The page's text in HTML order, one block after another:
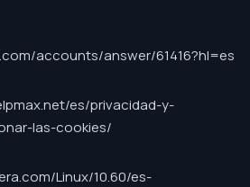
accounts/answer/61416?hl=es
es/privacidad-y-
las-cookies/
Linux/10.60/es-